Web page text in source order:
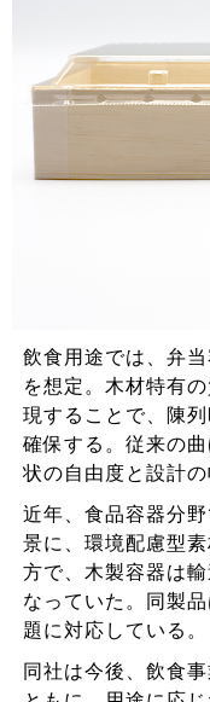
飲食用途では、弁
を想定。木材特有
現することで、陳
確保する。従来の
状の自由度と設計
近年、食品容器分
景に、環境配慮型
方で、木製容器は
なっていた。同製
題に対応している。
同社は今後、飲食